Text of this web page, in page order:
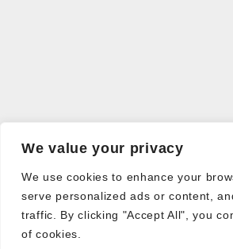
We value your privacy
We use cookies to enhance your
serve personalized ads or content,
traffic. By clicking "Accept All", you
of cookies.